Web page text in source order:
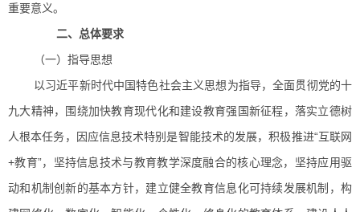
重要意义。
二、总体要求
（一）指导思想
以习近平新时代中国特色社会主义思想为指导，全面贯彻党的十
九大精神，围绕加快教育现代化和建设教育强国新征程，落实立德树
人根本任务，因应信息技术特别是智能技术的发展，积极推进“互联网
+教育”，坚持信息技术与教育教学深度融合的核心理念，坚持应用驱
动和机制创新的基本方针，建立健全教育信息化可持续发展机制，构